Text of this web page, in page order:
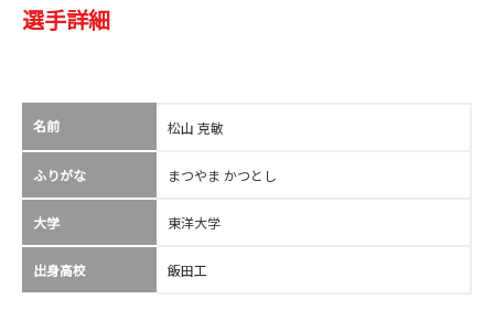
選手詳細
名前 松山 克敏
ふりがな まつやま かつとし
大学 東洋大学
出身高校 飯田工